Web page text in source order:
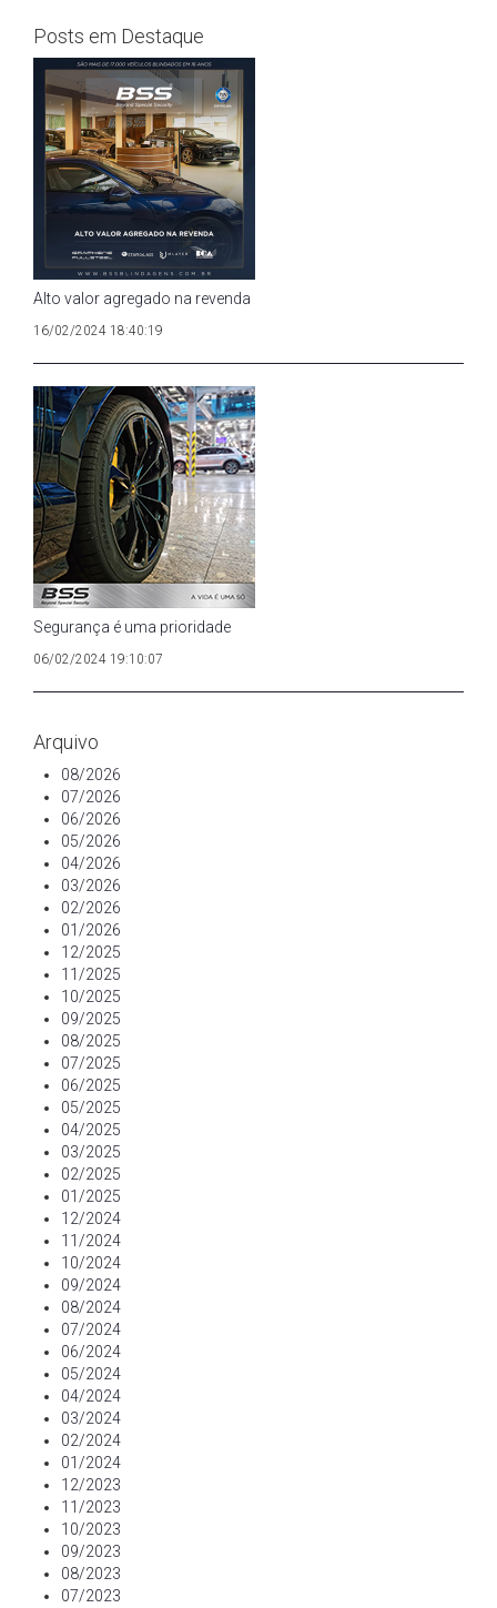
Posts em Destaque
Alto valor agregado na revenda
16/02/2024 18:40:19
Segurança é uma prioridade
06/02/2024 19:10:07
Arquivo
08/2026
07/2026
06/2026
05/2026
04/2026
03/2026
02/2026
01/2026
12/2025
11/2025
10/2025
09/2025
08/2025
07/2025
06/2025
05/2025
04/2025
03/2025
02/2025
01/2025
12/2024
11/2024
10/2024
09/2024
08/2024
07/2024
06/2024
05/2024
04/2024
03/2024
02/2024
01/2024
12/2023
11/2023
10/2023
09/2023
08/2023
07/2023